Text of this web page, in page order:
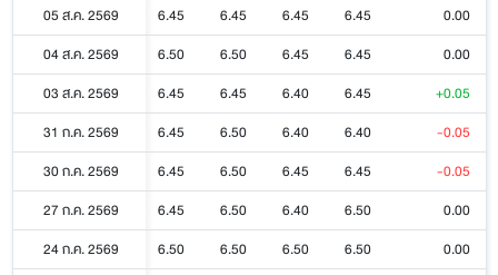
05 ส.ค. 2569
6.45 6.45 6.45 6.45
0.00
04 ส.ค. 2569
6.50 6.50 6.45 6.45
0.00
03 ส.ค. 2569
6.45 6.45 6.40 6.45
+0.05
31 ก.ค. 2569
6.45 6.50 6.40 6.40
-0.05
30 ก.ค. 2569
6.45 6.50 6.45 6.45
-0.05
27 ก.ค. 2569
6.45 6.50 6.40 6.50
0.00
24 ก.ค. 2569
6.50 6.50 6.50 6.50
0.00